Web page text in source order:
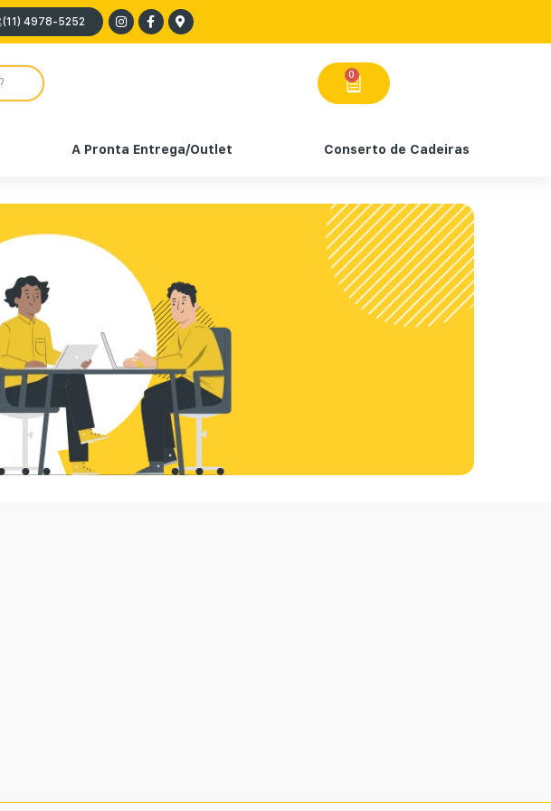
(11) 4978-5252
0
A Pronta Entrega/Outlet Conserto de Cadeiras